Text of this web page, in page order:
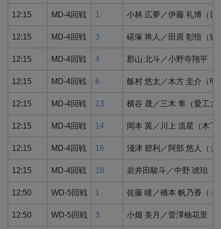
12:15 MD-4回戦 1 ⼩林 広夢／伊藤 礼博（
12:15 MD-4回戦 3 硴塚 将人／田原 彰悟（
12:15 MD-4回戦 4 郡山 北斗／小野寺翔平
12:15 MD-4回戦 6 飯村 悠太／木方 圭介（
12:15 MD-4回戦 13 横谷 晟／三木 隼（愛工
12:15 MD-4回戦 14 岡本 翼／川上 流星（木
12:15 MD-4回戦 16 淺津 碧利／阿部 悠人（
12:15 MD-4回戦 18 岩井田駿斗／中野 琥珀
12:50 WD-5回戦 1 佐藤 瞳／橋本 帆乃香（
12:50 WD-5回戦 3 小畑 美月／菅澤柚花里